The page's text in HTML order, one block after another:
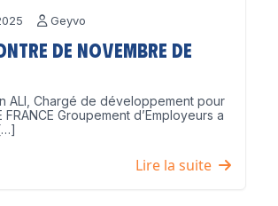
Geyvo
de Novembre de
ALI, Chargé de développement pour
FRANCE Groupement d’Employeurs a
Lire la suite